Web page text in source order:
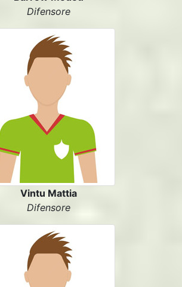
Difensore
Vintu Mattia
Difensore